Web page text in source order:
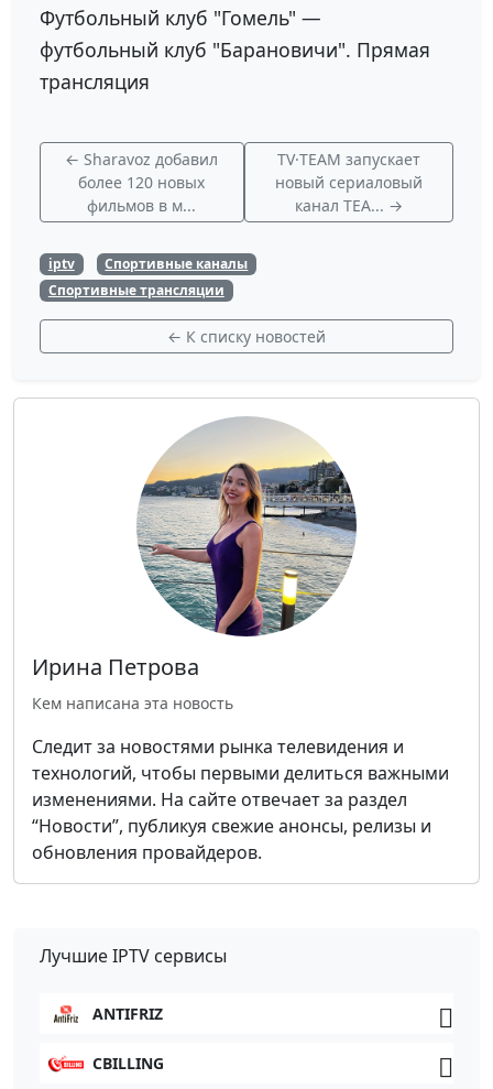
Футбольный клуб "Гомель" —
футбольный клуб "Барановичи". Прямая
трансляция
← Sharavoz добавил
более 120 новых
фильмов в м...
TV·TEAM запускает
новый сериаловый
канал TEA... →
iptv
Спортивные каналы
Спортивные трансляции
← К списку новостей
Ирина Петрова
Кем написана эта новость
Следит за новостями рынка телевидения и
технологий, чтобы первыми делиться важными
изменениями. На сайте отвечает за раздел
“Новости”, публикуя свежие анонсы, релизы и
обновления провайдеров.
Лучшие IPTV сервисы
ANTIFRIZ
CBILLING